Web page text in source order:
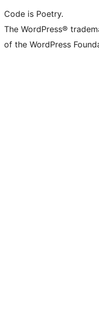
Code is Poetry.
The WordPress®
of the WordPress